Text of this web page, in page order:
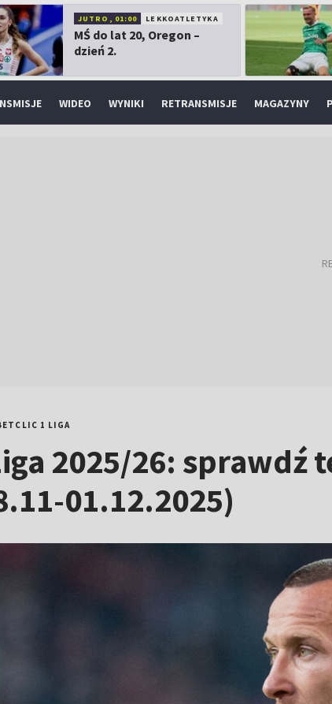
JUTRO, 01:00 LEKKOATLETYKA
MŚ do lat 20, Oregon –
dzień 2.
WIDEO WYNIKI RETRANSMISJE MAGAZYNY
1 LIGA
2025/26:
01.12.2025)